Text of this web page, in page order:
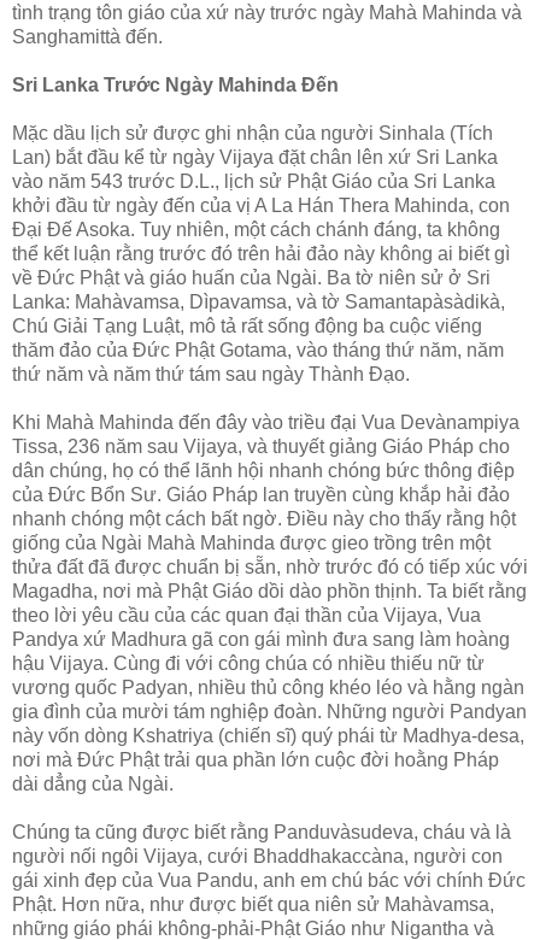
tình trạng tôn giáo của xứ này trước ngày Mahà Mahinda và
Sanghamittà đến.
Sri Lanka Trước Ngày Mahinda Ðến
Mặc dầu lịch sử được ghi nhận của người Sinhala (Tích
Lan) bắt đầu kể từ ngày Vijaya đặt chân lên xứ Sri Lanka
vào năm 543 trước D.L., lịch sử Phật Giáo của Sri Lanka
khởi đầu từ ngày đến của vị A La Hán Thera Mahinda, con
Ðại Ðế Asoka. Tuy nhiên, một cách chánh đáng, ta không
thể kết luận rằng trước đó trên hải đảo này không ai biết gì
về Ðức Phật và giáo huấn của Ngài. Ba tờ niên sử ở Sri
Lanka: Mahàvamsa, Dìpavamsa, và tờ Samantapàsàdikà,
Chú Giải Tạng Luật, mô tả rất sống động ba cuộc viếng
thăm đảo của Ðức Phật Gotama, vào tháng thứ năm, năm
thứ năm và năm thứ tám sau ngày Thành Ðạo.
Khi Mahà Mahinda đến đây vào triều đại Vua Devànampiya
Tissa, 236 năm sau Vijaya, và thuyết giảng Giáo Pháp cho
dân chúng, họ có thể lãnh hội nhanh chóng bức thông điệp
của Ðức Bổn Sư. Giáo Pháp lan truyền cùng khắp hải đảo
nhanh chóng một cách bất ngờ. Ðiều này cho thấy rằng hột
giống của Ngài Mahà Mahinda được gieo trồng trên một
thửa đất đã được chuẩn bị sẵn, nhờ trước đó có tiếp xúc với
Magadha, nơi mà Phật Giáo dồi dào phồn thịnh. Ta biết rằng
theo lời yêu cầu của các quan đại thần của Vijaya, Vua
Pandya xứ Madhura gã con gái mình đưa sang làm hoàng
hậu Vijaya. Cùng đi với công chúa có nhiều thiếu nữ từ
vương quốc Padyan, nhiều thủ công khéo léo và hằng ngàn
gia đình của mười tám nghiệp đoàn. Những người Pandyan
này vốn dòng Kshatriya (chiến sĩ) quý phái từ Madhya-desa,
nơi mà Ðức Phật trải qua phần lớn cuộc đời hoằng Pháp
dài dẳng của Ngài.
Chúng ta cũng được biết rằng Panduvàsudeva, cháu và là
người nối ngôi Vijaya, cưới Bhaddhakaccàna, người con
gái xinh đẹp của Vua Pandu, anh em chú bác với chính Ðức
Phật. Hơn nữa, như được biết qua niên sử Mahàvamsa,
những giáo phái không-phải-Phật Giáo như Nigantha và